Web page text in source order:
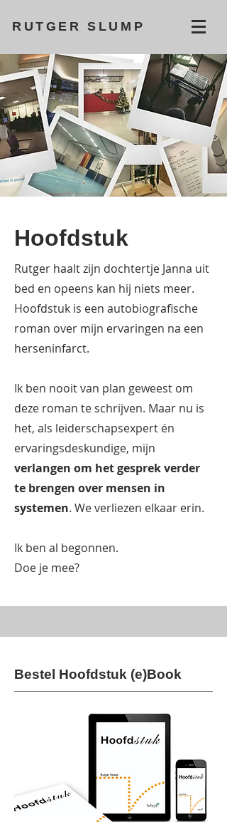
RUTGER SLUMP
Hoofdstuk
Rutger haalt zijn dochtertje Janna uit
bed en opeens kan hij niets meer.
Hoofdstuk is een autobiografische
roman over mijn ervaringen na een
herseninfarct.
Ik ben nooit van plan geweest om
deze roman te schrijven. Maar nu is
het, als leiderschapsexpert én
ervaringsdeskundige, mijn
verlangen om het gesprek verder
te brengen over mensen in
systemen. We verliezen elkaar erin.
Ik ben al begonnen.
Doe je mee?
Bestel Hoofdstuk (e)Book